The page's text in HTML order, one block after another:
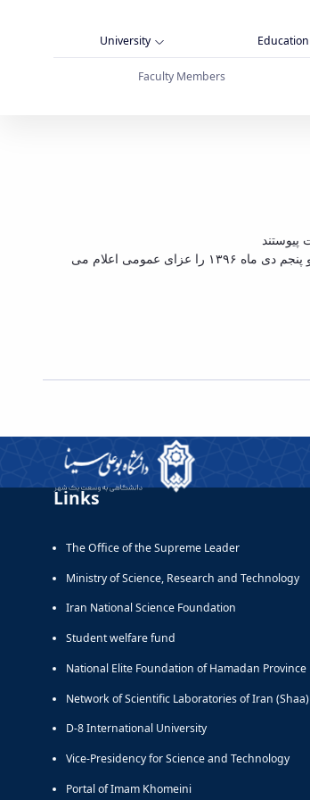
University Education
Faculty Members
هیئت دولت جمهوری اسلامی ایران ضمن عرض تسلیت به خانواده های داغدار، نقش آفرینان صنعت دریانوردی و نفت کشور و عموم ملت ایران، فردا دوشنبه بیست و پنجم دی ماه ۱۳۹۶ را عزای عمومی اعلام می
Links
The Office of the Supreme Leader
Ministry of Science, Research and Technology
Iran National Science Foundation
Student welfare fund
National Elite Foundation of Hamadan Province
Network of Scientific Laboratories of Iran (Shaa)
D-8 International University
Vice-Presidency for Science and Technology
Portal of Imam Khomeini